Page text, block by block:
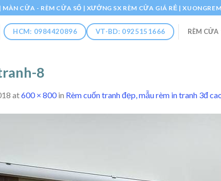
MÀN CỬA - RÈM CỬA SỔ | XƯỞNG SX RÈM CỬA GIÁ RẺ |
HCM: 0984420896 VT-BD: 0925151666 RÈM CỬA
8
at600 × 800in Rèm cuốn tranh đẹp, mẫu rèm in tranh 3đ